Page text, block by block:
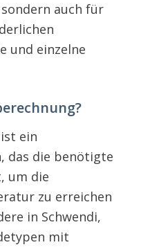
auch für
und einzelne
ein
das die benötigte
um die
zu erreichen
in Schwendi,
mit